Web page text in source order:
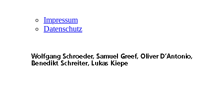
Impressum
Datenschutz